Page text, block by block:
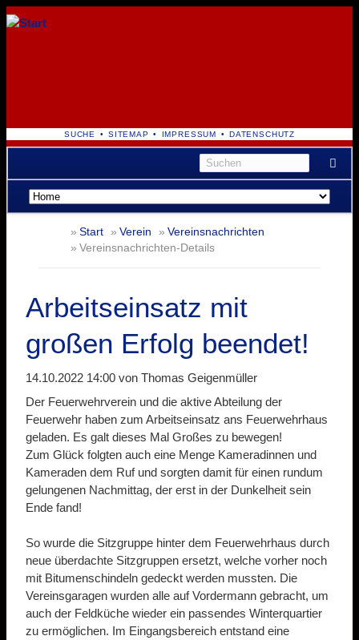
NAVIGATION
ÜBERSPRINGEN
SUCHE SITEMAP IMPRESSUM DATENSCHUTZ
Navigation
überspringen
Start Verein
Vereinsnachrichten
Vereinsnachrichten-Details
Arbeitseinsatz mit
großen Erfolg beendet!
14.10.2022 14:00 von Thomas Geigenmüller
Der Feuerwehrverein und die aktive Abteilung der
Feuerwehr haben zum Arbeitseinsatz ans Feuerwehrhaus
geladen. Es galt dieses Mal Großes zu bewegen!
Zum Glück folgten auch eine Menge Kameradinnen und
Kameraden dem Ruf und sorgten damit für einen rundum
gelungenen Nachmittag, der erst in der Dunkelheit sein
Ende fand!
So wurde die Sitzgruppe hinter dem Feuerwehrhaus durch
neue überdachte Sitzgruppen ersetzt, welche vorher noch
mit Bitumenschindeln gedeckt werden mussten. Die
Vereinsgaragen wurden alle auf Vordermann gebracht, um
auch der Feldküche wieder ein passendes Winterquartier
zu ermöglichen. Im Eingangsbereich entstand eine